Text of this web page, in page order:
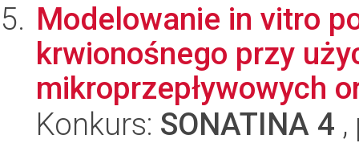
Modelowanie in vitro
krwionośnego przy
mikroprzepływowych
Konkurs: SONATINA 4